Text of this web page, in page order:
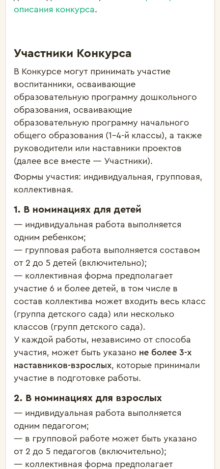
описания конкурса.
Участники Конкурса
В Конкурсе могут принимать участие
воспитанники, осваивающие
образовательную программу дошкольного
образования, осваивающие
образовательную программу начального
общего образования (1–4-й классы), а также
руководители или наставники проектов
(далее все вместе — Участники).
Формы участия: индивидуальная, групповая,
коллективная.
1. В номинациях для детей
— индивидуальная работа выполняется
одним ребенком;
— групповая работа выполняется составом
от 2 до 5 детей (включительно);
— коллективная форма предполагает
участие 6 и более детей, в том числе в
состав коллектива может входить весь класс
(группа детского сада) или несколько
классов (групп детского сада).
У каждой работы, независимо от способа
участия, может быть указано не более 3-х
наставников-взрослых, которые принимали
участие в подготовке работы.
2. В номинациях для взрослых
— индивидуальная работа выполняется
одним педагогом;
— в групповой работе может быть указано
от 2 до 5 педагогов (включительно);
— коллективная форма предполагает